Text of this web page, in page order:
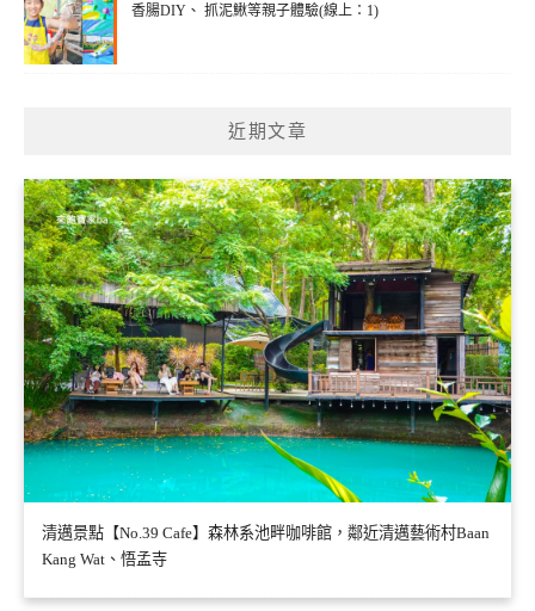
香腸DIY、 抓泥鰍等親子體驗(線上：1)
近期文章
清邁景點【No.39 Cafe】森林系池畔咖啡館，鄰近清邁藝術村Baan
Kang Wat、悟孟寺